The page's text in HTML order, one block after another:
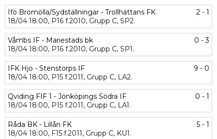
Ifö Bromölla/Sydställningar - Trollhättans FK
2 - 1
18/04 18:00, P16 f.2010, Grupp C, SP2.
Våmbs IF - Mariestads bk
0 - 3
18/04 18:00, P16 f.2010, Grupp C, SP1.
IFK Hjo - Stenstorps IF
9 - 0
18/04 18:00, P15 f.2011, Grupp C, LA2.
Qviding FIF 1 - Jönköpings Södra IF
0 - 1
18/04 18:00, P15 f.2011, Grupp C, LA1.
Råda BK - Lillån FK
5 - 1
18/04 18:00, F15 f.2011, Grupp C, KU1.